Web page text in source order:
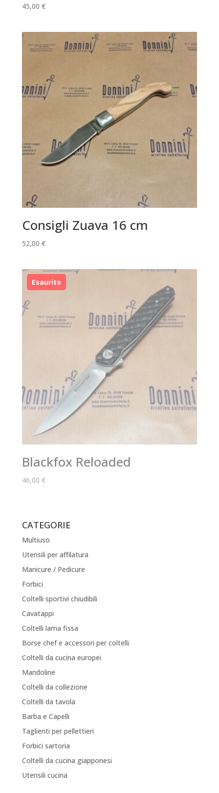
45,00 €
Consigli Zuava 16 cm
52,00 €
Blackfox Reloaded
46,00 €
CATEGORIE
Multiuso
Utensili per affilatura
Manicure / Pedicure
Forbici
Coltelli sportivi chiudibili
Cavatappi
Coltelli lama fissa
Borse chef e accessori per coltelli
Coltelli da cucina europei
Mandoline
Coltelli da collezione
Coltelli da tavola
Barba e Capelli
Taglienti per pellettieri
Forbici sartoria
Coltelli da cucina giapponesi
Utensili cucina